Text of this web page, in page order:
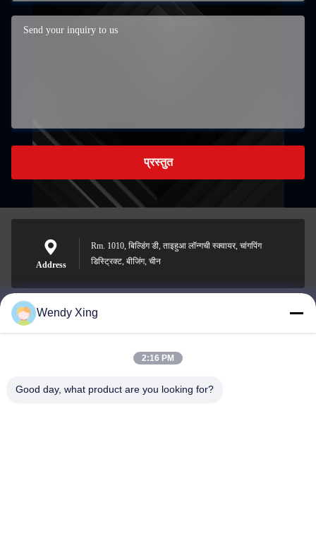
प्रस्तुत
Address
Rm. 1010, बिल्डिंग डी, ताइहुआ लॉन्गची स्क्वायर, चांगपिंग
डिस्ट्रिक्ट, बीजिंग, चीन
jesingd@vip.sina.com
Wendy Xing
2:16 PM
Good day, what product are you looking for?